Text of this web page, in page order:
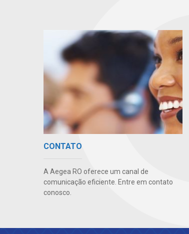
CONTATO
A Aegea RO oferece um canal de
comunicação eficiente. Entre em contato
conosco.